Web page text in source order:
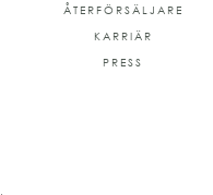
ÅTERFÖRSÄLJARE
KARRIÄR
PRESS